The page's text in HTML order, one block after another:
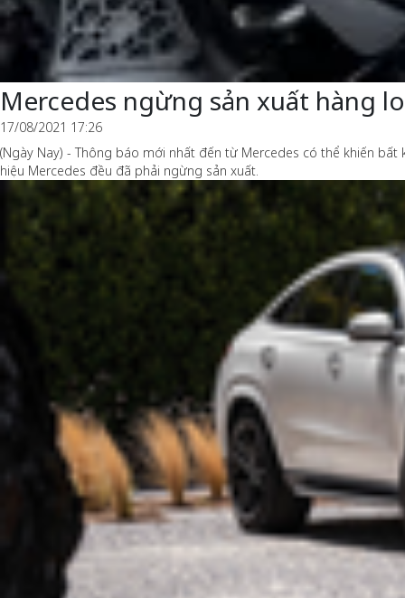
Mercedes ngừng sản xuất hàng
17/08/2021 17:26
(Ngày Nay) - Thông báo mới nhất đến từ Mercedes có thể khiến
hiệu Mercedes đều đã phải ngừng sản xuất.